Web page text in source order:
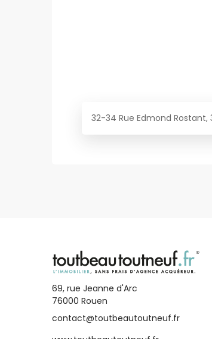
32-34 Rue Edmond Rostant,
69, rue Jeanne d'Arc
76000 Rouen
contact@toutbeautoutneuf.fr